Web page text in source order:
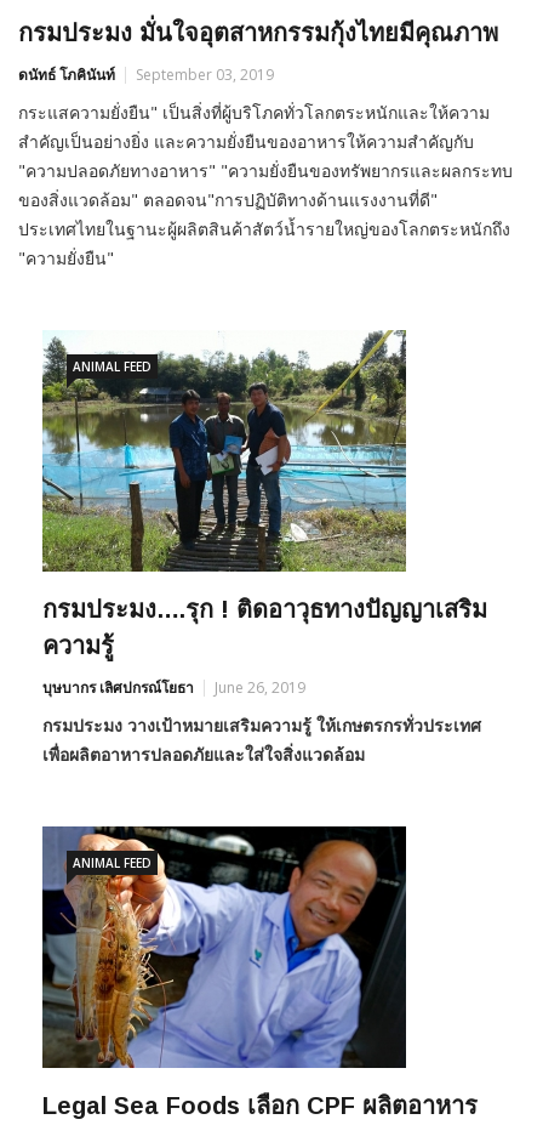
กรมประมง มั่นใจอุตสาหกรรมกุ้งไทยมีคุณภาพ
ดนัทธ์ โภคินันท์ September 03, 2019
กระแสความยั่งยืน" เป็นสิ่งที่ผู้บริโภคทั่วโลกตระหนักและให้ความ
สำคัญเป็นอย่างยิ่ง และความยั่งยืนของอาหารให้ความสำคัญกับ
"ความปลอดภัยทางอาหาร" "ความยั่งยืนของทรัพยากรและผลกระทบ
ของสิ่งแวดล้อม" ตลอดจน"การปฏิบัติทางด้านแรงงานที่ดี"
ประเทศไทยในฐานะผู้ผลิตสินค้าสัตว์น้ำรายใหญ่ของโลกตระหนักถึง
"ความยั่งยืน"
ANIMAL FEED
กรมประมง….รุก ! ติดอาวุธทางปัญญาเสริม
ความรู้
บุษบากร เลิศปกรณ์โยธา June 26, 2019
กรมประมง วางเป้าหมายเสริมความรู้ ให้เกษตรกรทั่วประเทศ
เพื่อผลิตอาหารปลอดภัยและใส่ใจสิ่งแวดล้อม
ANIMAL FEED
Legal Sea Foods เลือก CPF ผลิตอาหาร